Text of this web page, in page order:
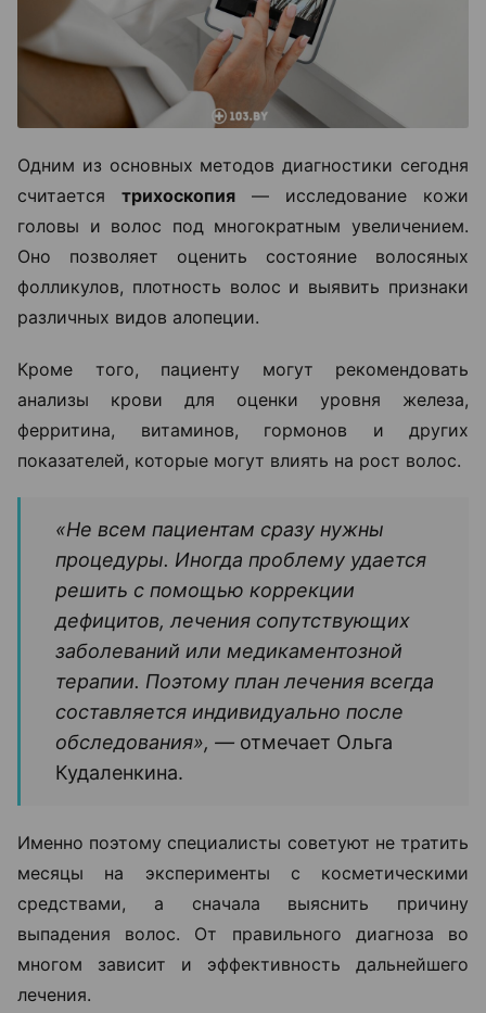
Одним из основных методов диагностики сегодня
считается трихоскопия — исследование кожи
головы и волос под многократным увеличением.
Оно позволяет оценить состояние волосяных
фолликулов, плотность волос и выявить признаки
различных видов алопеции.
Кроме того, пациенту могут рекомендовать
анализы крови для оценки уровня железа,
ферритина, витаминов, гормонов и других
показателей, которые могут влиять на рост волос.
«Не всем пациентам сразу нужны
процедуры. Иногда проблему удается
решить с помощью коррекции
дефицитов, лечения сопутствующих
заболеваний или медикаментозной
терапии. Поэтому план лечения всегда
составляется индивидуально после
обследования», — отмечает Ольга
Кудаленкина.
Именно поэтому специалисты советуют не тратить
месяцы на эксперименты с косметическими
средствами, а сначала выяснить причину
выпадения волос. От правильного диагноза во
многом зависит и эффективность дальнейшего
лечения.